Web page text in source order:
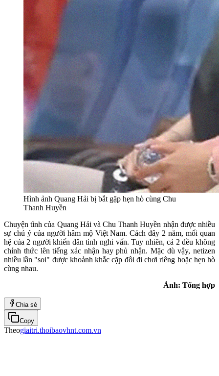
Hình ảnh Quang Hải bị bắt gặp hẹn hò cùng Chu
Thanh Huyền
Chuyện tình của Quang Hải và Chu Thanh Huyền nhận được nhiều
sự chú ý của người hâm mộ Việt Nam. Cách đây 2 năm, mối quan
hệ của 2 người khiến dân tình nghi vấn. Tuy nhiên, cả 2 đều không
chính thức lên tiếng xác nhận hay phủ nhận. Mặc dù vậy, netizen
nhiều lần "soi" được khoảnh khắc cặp đôi đi chơi riêng hoặc hẹn hò
cùng nhau.
Ảnh: Tổng hợp
Chia sẻ
Copy
Theogiaitri.thoibaovhnt.com.vn